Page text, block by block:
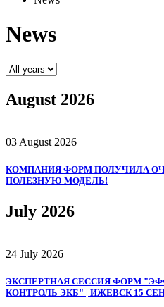
News
August 2026
03 August 2026
КОМПАНИЯ ФОРМ ПОЛУЧИЛА
ПОЛЕЗНУЮ МОДЕЛЬ!
July 2026
24 July 2026
ЭКСПЕРТНАЯ СЕССИЯ ФОРМ
КОНТРОЛЬ ЭКБ" | ИЖЕВСК 15